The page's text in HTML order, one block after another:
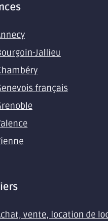
Jallieu
français
vente, location de